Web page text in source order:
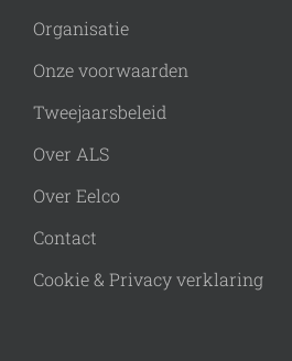
Organisatie
Onze voorwaarden
Tweejaarsbeleid
Over ALS
Over Eelco
Contact
Cookie & Privacy verklaring